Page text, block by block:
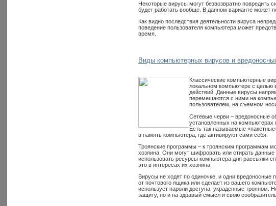
Некоторые вирусы могут безвозвратно повредить
будет работать вообще. В данном варианте может
Как видно последствия деятельности вируса
поведение пользователя компьютера может
время.
Виды компьютерных вирусов и
Классические компьютерные
локальном компьютере с целью
действий. Данные вирусы
перемешаются с ними на
пользователем, на съемном
Сетевые черви – вредоносные
установленных на компьютерах
Есть так называемые
в память компьютера, где активируют сами себя.
Троянские программы – к троянским программам
хозяина. Они могут шифровать или стирать
использовать ресурсы компьютера для рассылки
это в интересах их хозяина.
Вирусы не ходят по одиночке, и одни
от почтового ящика или сделает из вашего
использует пароли доступа, украденные трояном.
защиту, но и на здравый смысл и свою